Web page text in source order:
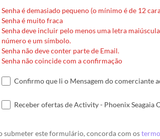
Senha é demasiado pequeno (o mínimo é de 12
Senha é muito fraca
Senha deve incluir pelo menos uma letra
número e um símbolo.
Senha não deve conter parte de Email.
Senha não coincide com a confirmação
Confirmo que li o Mensagem do comerciante
Receber ofertas de Activity - Phoenix Seagaia
submeter este formulário, concorda com os